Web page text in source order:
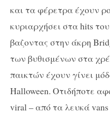
και τα φέρετρα έχουν
κυριαρχήσει στα hits
βαζοντας στην άκρη
των βυθισμένων στα
παικτών έχουν γίνει
Halloween. Oτιδήποτε
viral – από τα λευκά